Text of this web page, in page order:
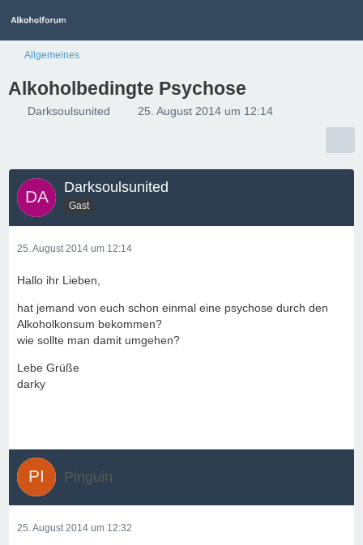
Allgemeines
Alkoholbedingte Psychose
Darksoulsunited 25. August 2014 um 12:14
Darksoulsunited
Gast
25. August 2014 um 12:14
Hallo ihr Lieben,
hat jemand von euch schon einmal eine psychose durch den
Alkoholkonsum bekommen?
wie sollte man damit umgehen?
Lebe Grüße
darky
Pinguin
25. August 2014 um 12:32